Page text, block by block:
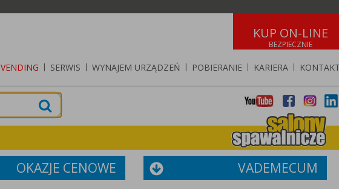
KUP ON-LINE
VENDING | SERWIS | WYNAJEM URZĄDZEŃ | POBIERANIE | KARIERA |
OKAZJE CENOWE VADEMECUM